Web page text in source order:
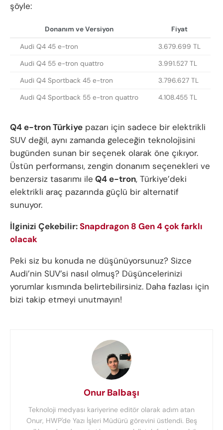
şöyle:
Donanım ve Versiyon Fiyat
Audi Q4 45 e-tron
3.679.699 TL
Audi Q4 55 e-tron quattro
3.991.527 TL
Audi Q4 Sportback 45 e-tron
3.796.627 TL
Audi Q4 Sportback 55 e-tron quattro
4.108.455 TL
Q4 e-tron Türkiye pazarı için sadece bir elektrikli
SUV değil, aynı zamanda geleceğin teknolojisini
bugünden sunan bir seçenek olarak öne çıkıyor.
Üstün performansı, zengin donanım seçenekleri ve
benzersiz tasarımı ile Q4 e-tron, Türkiye’deki
elektrikli araç pazarında güçlü bir alternatif
sunuyor.
İlginizi Çekebilir:Snapdragon 8 Gen 4 çok farklı
olacak
Peki siz bu konuda ne düşünüyorsunuz? Sizce
Audi’nin SUV’si nasıl olmuş? Düşüncelerinizi
yorumlar kısmında belirtebilirsiniz. Daha fazlası için
bizi takip etmeyi unutmayın!
Onur Balbaşı
Teknoloji medyası kariyerine editör olarak adım atan
Onur, HWP'de Yazı İşleri Müdürü görevini üstlendi. Beş